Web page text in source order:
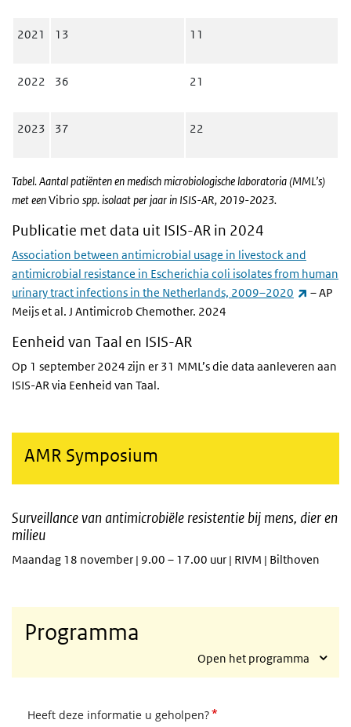
2021 13 11
2022 36 21
2023 37 22
Tabel. Aantal patiënten en medisch microbiologische laboratoria (MML’s)
met eenVibrio spp. isolaat per jaar in ISIS-AR, 2019-2023.
Publicatie met data uit ISIS-AR in 2024
Association between antimicrobial usage in livestock and
antimicrobial resistance in Escherichia coli isolates from human
urinary tract infections in the Netherlands, 2009–2020
–AP
Meijs et al. J Antimicrob Chemother. 2024
Eenheid van Taal en ISIS-AR
Op 1 september 2024 zijn er 31 MML’s die data aanleveren aan
ISIS-AR via Eenheid van Taal.
AMR Symposium
Surveillance van antimicrobiële resistentie bij mens, dier en
milieu
Maandag 18 november | 9.00 – 17.00 uur | RIVM | Bilthoven
Programma
Open het programma
Heeft deze informatie u geholpen?*